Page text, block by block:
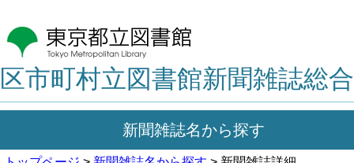
区市町村立図書館新聞雑誌総
新聞雑誌名から探す